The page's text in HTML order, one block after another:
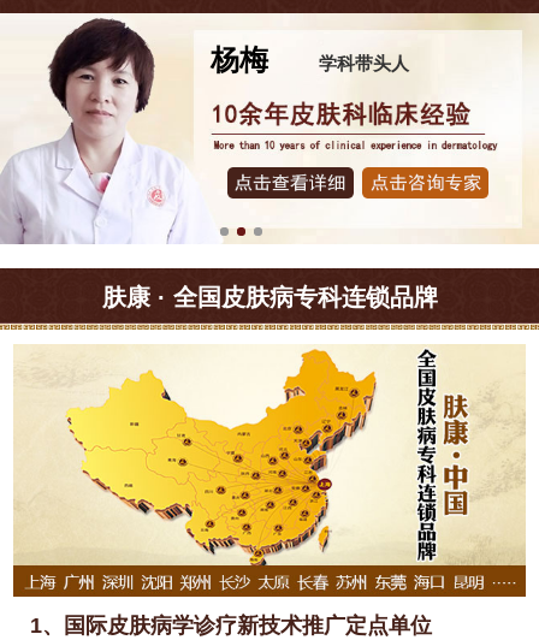
杨梅 学科带头人
肤康 · 全国皮肤病专科连锁品牌
1、国际皮肤病学诊疗新技术推广定点单位